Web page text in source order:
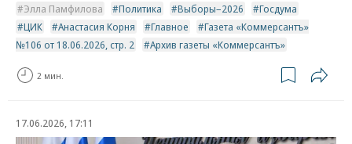
Элла Памфилова Политика Выборы–2026
Госдума
ЦИК
Анастасия Корня Главное
Газета «Коммерсантъ»
№106 от 18.06.2026, стр. 2
Архив газеты «Коммерсантъ»
2 мин.
17.06.2026, 17:11